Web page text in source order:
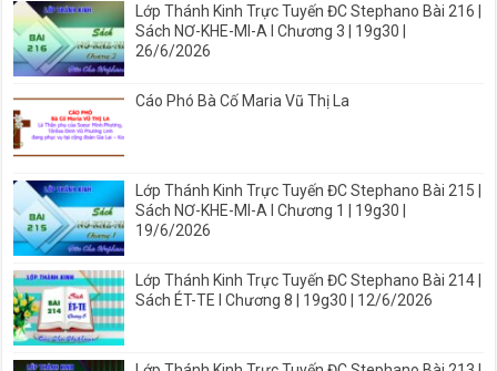
Lớp Thánh Kinh Trực Tuyến ĐC Stephano Bài 216 |
Sách NƠ-KHE-MI-A I Chương 3 | 19g30 |
26/6/2026
Cáo Phó Bà Cố Maria Vũ Thị La
Lớp Thánh Kinh Trực Tuyến ĐC Stephano Bài 215 |
Sách NƠ-KHE-MI-A I Chương 1 | 19g30 |
19/6/2026
Lớp Thánh Kinh Trực Tuyến ĐC Stephano Bài 214 |
Sách ÉT-TE I Chương 8 | 19g30 | 12/6/2026